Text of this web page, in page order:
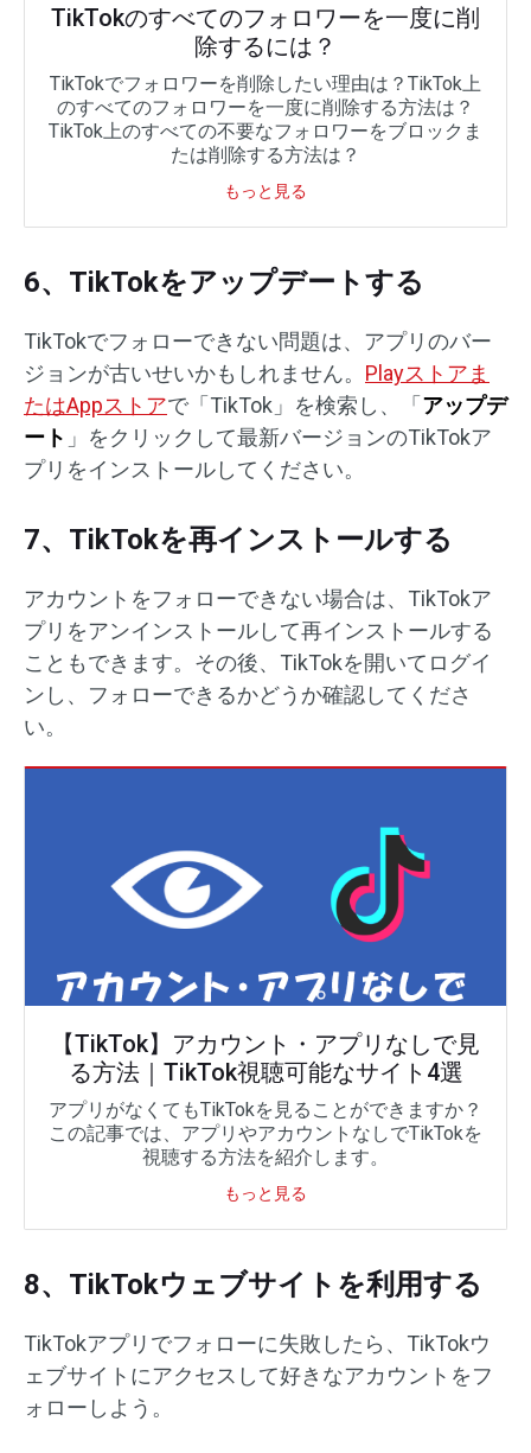
TikTokのすべてのフォロワーを一度に削
除するには？
TikTokでフォロワーを削除したい理由は？TikTok上
のすべてのフォロワーを一度に削除する方法は？
TikTok上のすべての不要なフォロワーをブロックま
たは削除する方法は？
もっと見る
6、TikTokをアップデートする
TikTokでフォローできない問題は、アプリのバー
ジョンが古いせいかもしれません。 Playストアま
たはAppストアで「TikTok」を検索し、「アップデ
ート 」をクリックして最新バージョンのTikTokア
プリをインストールしてください。
7、TikTokを再インストールする
アカウントをフォローできない場合は、TikTokア
プリをアンインストールして再インストールする
こともできます。その後、TikTokを開いてログイ
ンし、フォローできるかどうか確認してくださ
い。
【TikTok】アカウント・アプリなしで見
る方法｜TikTok視聴可能なサイト4選
アプリがなくてもTikTokを見ることができますか？
この記事では、アプリやアカウントなしでTikTokを
視聴する方法を紹介します。
もっと見る
8、TikTokウェブサイトを利用する
TikTokアプリでフォローに失敗したら、TikTokウ
ェブサイトにアクセスして好きなアカウントをフ
ォローしよう。